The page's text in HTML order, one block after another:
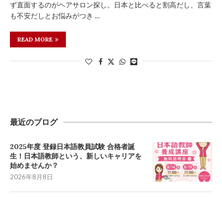
ず直面するのがヘアサロン探し。日本と比べると割高だし、言葉
も不安だしとお悩みがつき …
READ MORE
最近のブログ
2025年度 登録日本語教員試験 合格者誕
生！日本語教師という、新しいキャリアを
始めませんか？
2026年8月8日